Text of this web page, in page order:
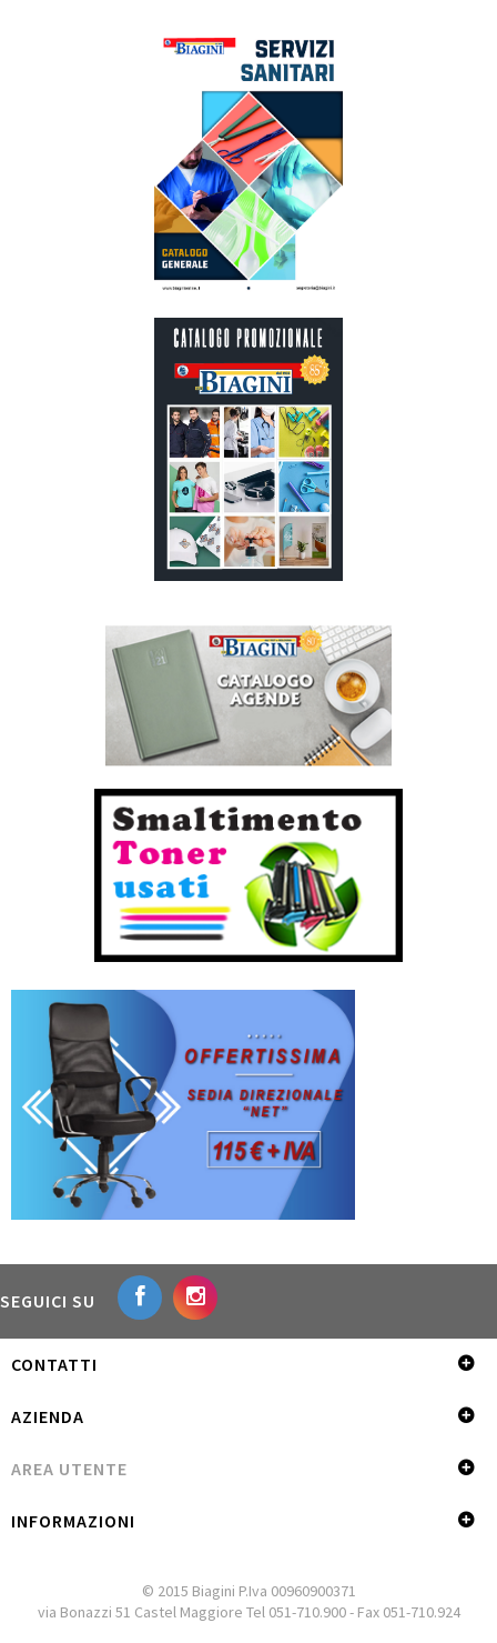
SEGUICI SU
CONTATTI
AZIENDA
AREA UTENTE
INFORMAZIONI
© 2015 Biagini P.Iva 00960900371
via Bonazzi 51 Castel Maggiore Tel 051-710.900 - Fax 051-710.924